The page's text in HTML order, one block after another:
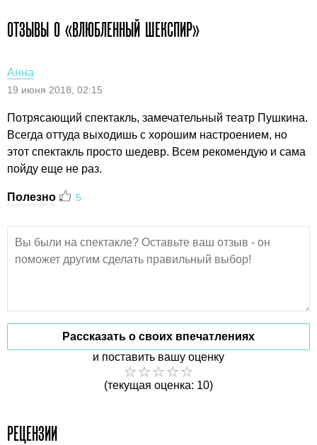
ОТЗЫВЫ О «ВЛЮБЛЕННЫЙ ШЕКСПИР»
Анна
19 июня 2018, 02:15
Потрясающий спектакль, замечательный театр Пушкина.
Всегда оттуда выходишь с хорошим настроением, но
этот спектакль просто шедевр. Всем рекомендую и сама
пойду еще не раз.
Полезно 5
Рассказать о своих впечатлениях
и поставить вашу оценку
(текущая оценка: 10)
РЕЦЕНЗИИ